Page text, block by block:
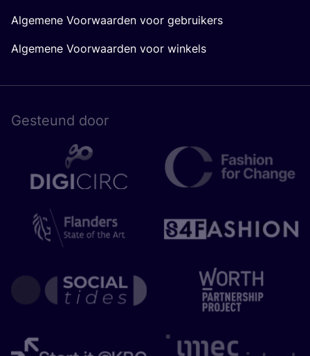
Algemene Voorwaarden voor gebruikers
Algemene Voorwaarden voor winkels
Gesteund door